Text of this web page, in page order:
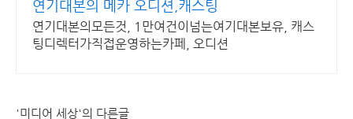
연기대본의 메카 오디션,캐스팅
연기대본의모든것, 1만여건이넘는여기대본보유, 캐스
팅디렉터가직접운영하는카페, 오디션
'미디어 세상'의 다른글